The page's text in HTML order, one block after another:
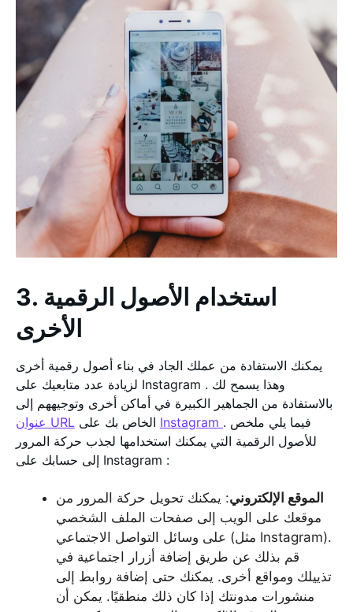
3. استخدام الأصول الرقمية
الأخرى
يمكنك الاستفادة من عملك الجاد في بناء أصول رقمية أخرى
لزيادة عدد متابعيك على Instagram . وهذا يسمح لك
بالاستفادة من الجماهير الكبيرة في أماكن أخرى وتوجيههم إلى
عنوان URL
Instagram . فيما يلي ملخص
للأصول الرقمية التي يمكنك استخدامها لجذب حركة المرور
إلى حسابك على Instagram :
الموقع الإلكتروني: يمكنك تحويل حركة المرور من
موقعك على الويب إلى صفحات الملف الشخصي
على وسائل التواصل الاجتماعي (مثل Instagram).
قم بذلك عن طريق إضافة أزرار اجتماعية في
تذييلك ومواقع أخرى. يمكنك حتى إضافة روابط إلى
منشورات مدونتك إذا كان ذلك منطقيًا. يمكن أن